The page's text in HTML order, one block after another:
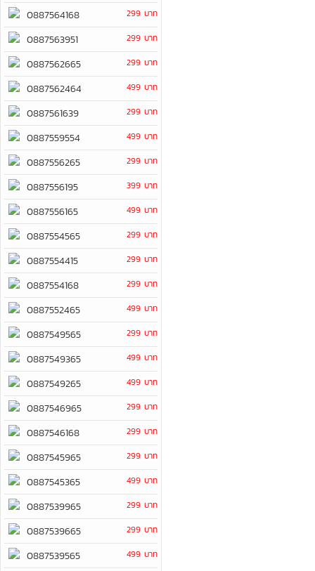
0887564168 299 บาท
0887563951 299 บาท
0887562665 299 บาท
0887562464 499 บาท
0887561639 299 บาท
0887559554 499 บาท
0887556265 299 บาท
0887556195 399 บาท
0887556165 499 บาท
0887554565 299 บาท
0887554415 299 บาท
0887554168 299 บาท
0887552465 499 บาท
0887549565 299 บาท
0887549365 499 บาท
0887549265 499 บาท
0887546965 299 บาท
0887546168 299 บาท
0887545965 299 บาท
0887545365 499 บาท
0887539965 299 บาท
0887539665 299 บาท
0887539565 499 บาท